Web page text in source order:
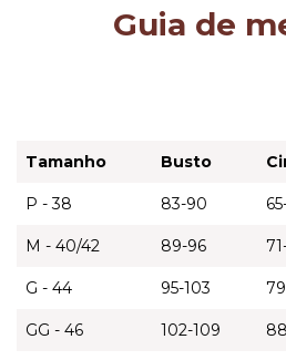
Guia de
Tamanho Busto
P - 38 83-90
M - 40/42 89-96
G - 44 95-103
GG - 46 102-109